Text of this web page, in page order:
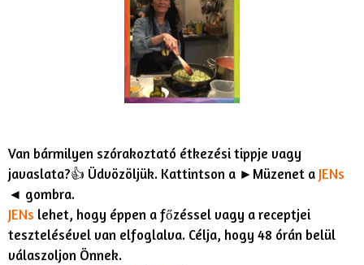
Van bármilyen szórakoztató étkezési tippje vagy
javaslata?👍 Üdvözöljük. Kattintson a ►Müzenet a JENs
◄ gombra.
JENs lehet, hogy éppen a főzéssel vagy a receptjei
tesztelésével van elfoglalva. Célja, hogy 48 órán belül
válaszoljon Önnek.